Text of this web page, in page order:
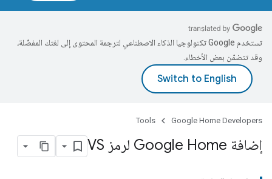
تستخدم Google تكنولوجيا الذكاء الاصطناعي لترجمة المحتوى إلى لغتك المفضّلة،
وقد تتضمّن بعض الأخطاء.
Google Home Developers
Tools
إضافة Google Home لرمز VS